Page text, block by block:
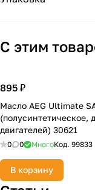
С этим
895 ₽
Масло AEG Ultimate
(полусинтетическое,
двигателей) 30621
0 0 МногоКод. 99833
В корзину